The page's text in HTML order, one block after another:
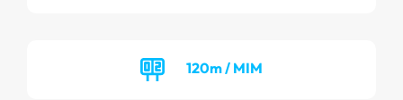
120m / MIM